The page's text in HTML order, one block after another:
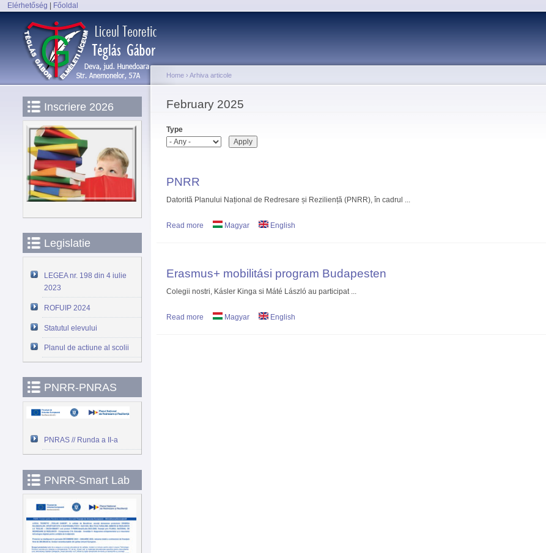
Elérhetőség Főoldal
Main menu
Inscriere 2026
Legislatie
LEGEA nr. 198 din 4 iulie
2023
ROFUIP 2024
Statutul elevului
Planul de actiune al scolii
PNRR-PNRAS
PNRAS // Runda a II-a
PNRR-Smart Lab
You are here
Home › Arhiva articole
February 2025
Type
PNRR
Datorită Planului Național de Redresare și Reziliență (PNRR), în cadrul ...
Read more about PNRR
Magyar English
Erasmus+ mobilitási program Budapesten
Colegii nostri, Kásler Kinga si Máté László au participat ...
Read more about Erasmus+ mobilitási program Budapesten
Magyar English